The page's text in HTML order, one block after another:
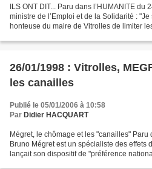
ILS ONT DIT... Paru dans l’HUMANITE du
ministre de l’Emploi et de la Solidarité :
honteuse du maire de Vitrolles de limiter
26/01/1998 : Vitrolles,
les canailles
Publié le 05/01/2006 à 10:58
Par Didier HACQUART
Mégret, le chômage et les "canailles" Paru
Bruno Mégret est un spécialiste des effets
lançait son dispositif de "préférence